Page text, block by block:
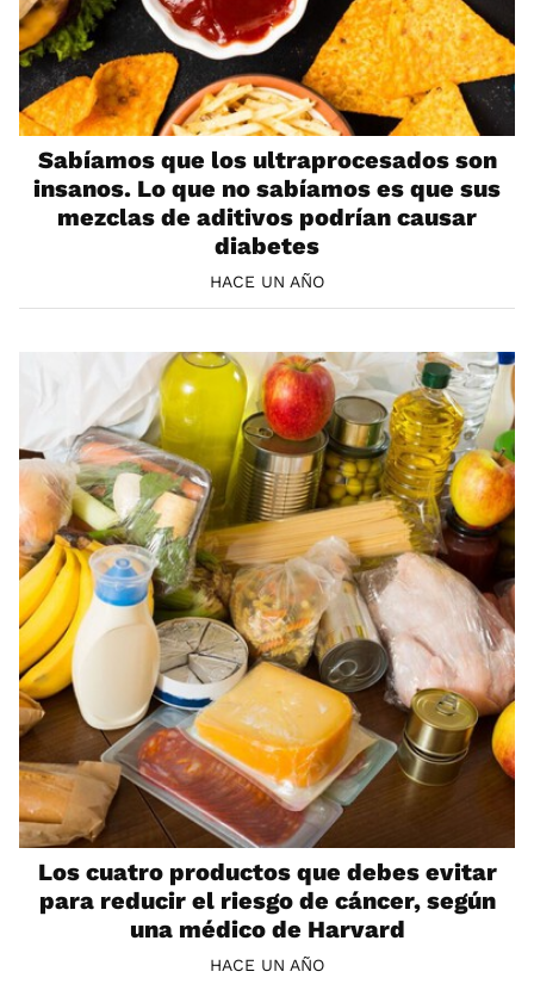
Sabíamos que los ultraprocesados son
insanos. Lo que no sabíamos es que sus
mezclas de aditivos podrían causar
diabetes
HACE UN AÑO
Los cuatro productos que debes evitar
para reducir el riesgo de cáncer, según
una médico de Harvard
HACE UN AÑO